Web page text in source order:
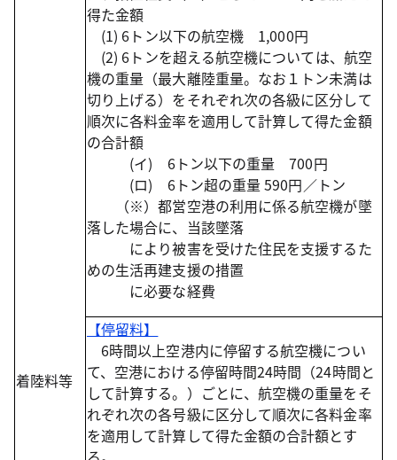
着陸料等
得た金額
(1) 6トン以下の航空機 1,000円
(2) 6トンを超える航空機については、航空
機の重量（最大離陸重量。なお１トン未満は
切り上げる）をそれぞれ次の各級に区分して
順次に各料金率を適用して計算して得た金額
の合計額
(イ) 6トン以下の重量 700円
(ロ) 6トン超の重量 590円／トン
（※）都営空港の利用に係る航空機が墜
落した場合に、当該墜落
により被害を受けた住民を支援するた
めの生活再建支援の措置
に必要な経費
【停留料】
6時間以上空港内に停留する航空機につい
て、空港における停留時間24時間（24時間と
して計算する。）ごとに、航空機の重量をそ
れぞれ次の各号級に区分して順次に各料金率
を適用して計算して得た金額の合計額とす